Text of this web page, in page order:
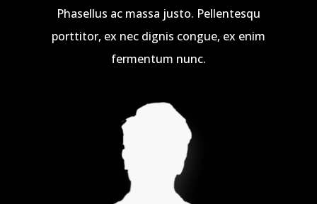
Phasellus ac massa justo. Pellentesqu
porttitor, ex nec dignis congue, ex enim
fermentum nunc.